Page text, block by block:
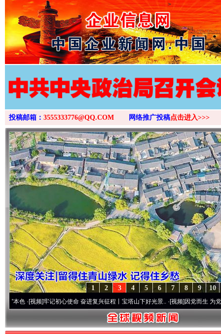
>
投稿邮箱： 3555333776@QQ.COM 网络推广投稿点击进入>>>
10
9
8
7
6
5
4
3
2
1
视频]牢记初心使命 奋进复兴征程丨宝塔山下好光景..·[视频]因党而生 为党而战——